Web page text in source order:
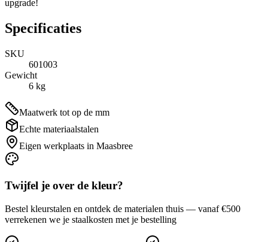
upgrade!
Specificaties
SKU
601003
Gewicht
6 kg
Maatwerk tot op de mm
Echte materiaalstalen
Eigen werkplaats in Maasbree
Twijfel je over de kleur?
Bestel kleurstalen en ontdek de materialen thuis — vanaf €500
verrekenen we je staalkosten met je bestelling